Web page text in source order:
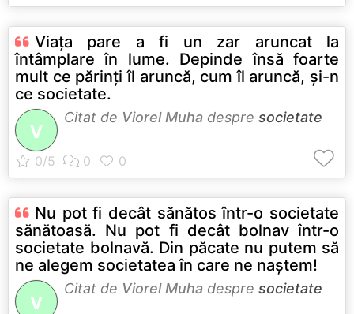
Viaţa pare a fi un zar aruncat la
întâmplare în lume. Depinde însă foarte
mult ce părinţi îl aruncă, cum îl aruncă, şi-n
ce societate.
V
Citat de Viorel Muha despre societate
Nu pot fi decât sănătos într-o societate
sănătoasă. Nu pot fi decât bolnav într-o
societate bolnavă. Din păcate nu putem să
ne alegem societatea în care ne naştem!
V
Citat de Viorel Muha despre societate